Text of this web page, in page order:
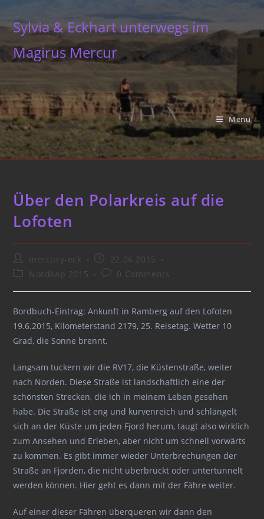
content
Sylvia & Eckhart unterwegs im
Magirus Mercur
Menu
Über den Polarkreis auf die
Lofoten
Post
author:
mercury-eck
Post
published:
22.06.2015
PostNordkap 2015
Post0 Comments
Bordbuch-Eintrag: Ankunft in Ramberg auf den Lofoten
19.6.2015, Kilometerstand 2179, 25. Reisetag. Wetter 10
Grad, die Sonne brennt.
Langsam tuckern wir die RV17, die Küstenstraße, weiter
nach Norden. Diese Straße ist landschaftlich eine der
schönsten Strecken, die ich in meinem Leben gesehen
habe. Die Straße ist eng und kurvenreich und schlängelt
sich an der Küste um jeden Fjord herum, taugt also wirklich
zum Ansehen und Erleben, aber nicht um schnell vorwärts
zu kommen. Es gibt immer wieder Unterbrechungen der
Straße an Fjorden, die nicht überbrückt oder untertunnelt
werden können. Hier geht es dann mit der Fähre weiter.
Auf einer dieser Fähren überqueren wir dann den